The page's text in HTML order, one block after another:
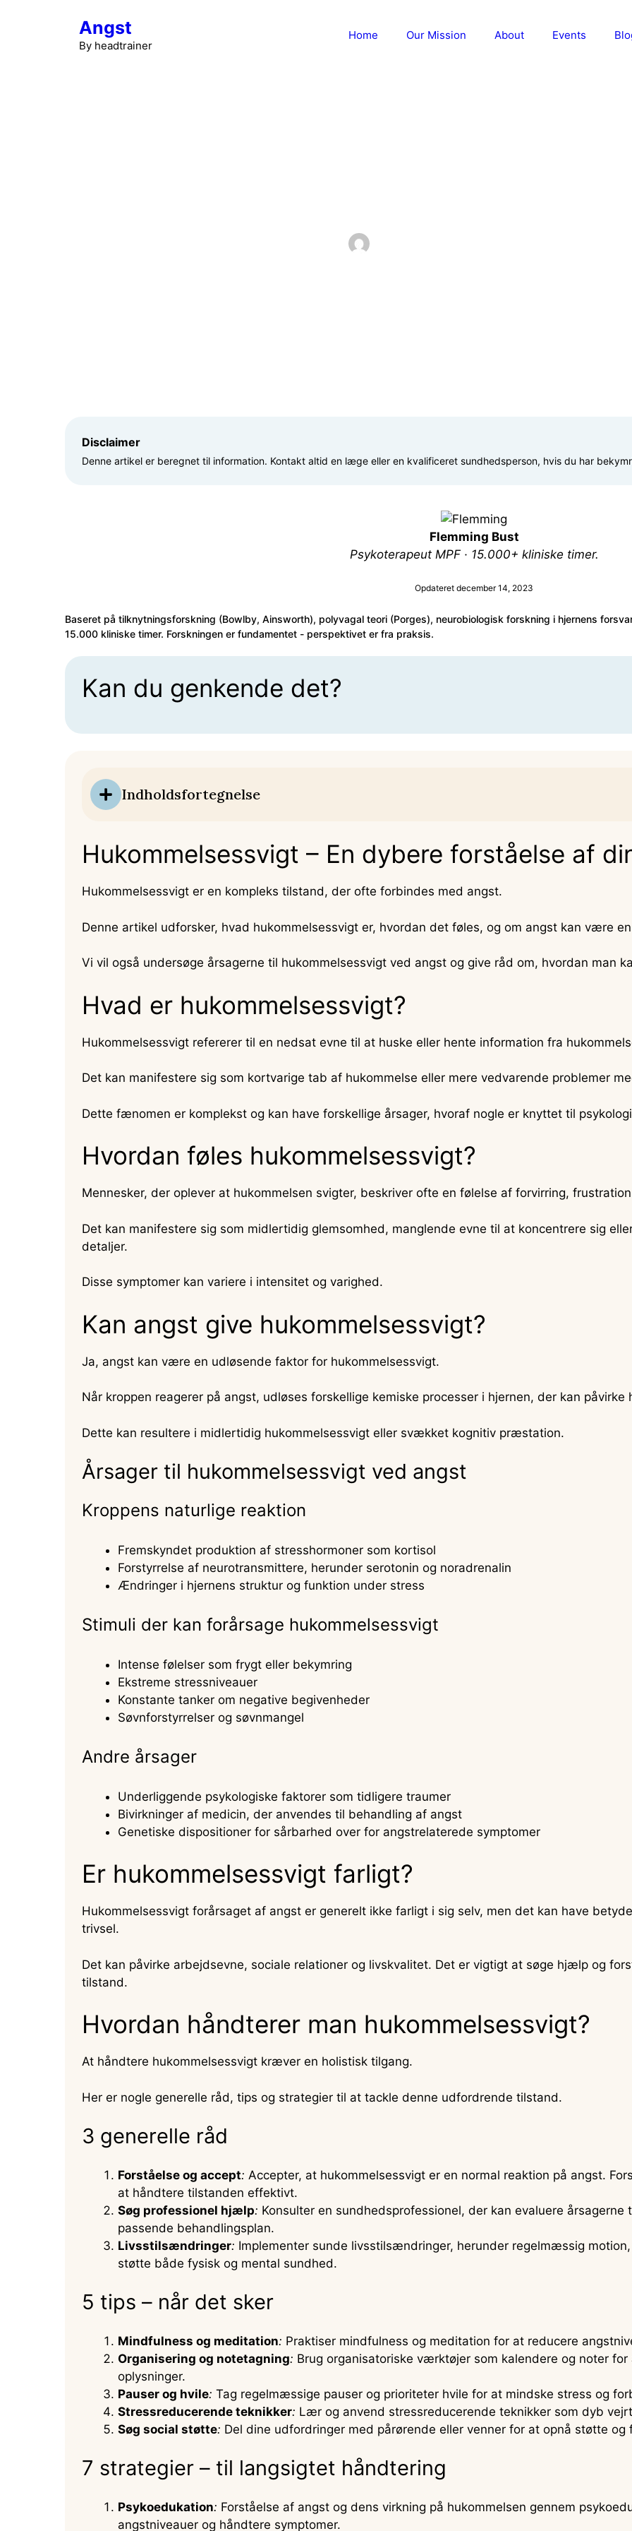
Angst
By headtrainer
Home Our Mission About Events
Disclaimer
Denne artikel er beregnet til information. Kontakt altid en læge eller en kvalificeret sundhedsperson, hvis du har
Flemming Bust
Psykoterapeut MPF · 15.000+ kliniske timer.
Opdateret december 14, 2023
Baseret på tilknytningsforskning (Bowlby, Ainsworth), polyvagal teori (Porges), neurobiologisk forskning i hjernens
15.000 kliniske timer. Forskningen er fundamentet - perspektivet er fra praksis.
Kan du genkende det?
Indholdsfortegnelse
Hukommelsessvigt – En dybere forståelse af
Hukommelsessvigt er en kompleks tilstand, der ofte forbindes med angst.
Denne artikel udforsker, hvad hukommelsessvigt er, hvordan det føles, og om angst kan være
Vi vil også undersøge årsagerne til hukommelsessvigt ved angst og give råd om, hvordan man
Hvad er hukommelsessvigt?
Hukommelsessvigt refererer til en nedsat evne til at huske eller hente information fra
Det kan manifestere sig som kortvarige tab af hukommelse eller mere vedvarende problemer
Dette fænomen er komplekst og kan have forskellige årsager, hvoraf nogle er knyttet til
Hvordan føles hukommelsessvigt?
Mennesker, der oplever at hukommelsen svigter, beskriver ofte en følelse af forvirring,
Det kan manifestere sig som midlertidig glemsomhed, manglende evne til at koncentrere sig
detaljer.
Disse symptomer kan variere i intensitet og varighed.
Kan angst give hukommelsessvigt?
Ja, angst kan være en udløsende faktor for hukommelsessvigt.
Når kroppen reagerer på angst, udløses forskellige kemiske processer i hjernen, der kan påvirke
Dette kan resultere i midlertidig hukommelsessvigt eller svækket kognitiv præstation.
Årsager til hukommelsessvigt ved angst
Kroppens naturlige reaktion
Fremskyndet produktion af stresshormoner som kortisol
Forstyrrelse af neurotransmittere, herunder serotonin og noradrenalin
Ændringer i hjernens struktur og funktion under stress
Stimuli der kan forårsage hukommelsessvigt
Intense følelser som frygt eller bekymring
Ekstreme stressniveauer
Konstante tanker om negative begivenheder
Søvnforstyrrelser og søvnmangel
Andre årsager
Underliggende psykologiske faktorer som tidligere traumer
Bivirkninger af medicin, der anvendes til behandling af angst
Genetiske dispositioner for sårbarhed over for angstrelaterede symptomer
Er hukommelsessvigt farligt?
Hukommelsessvigt forårsaget af angst er generelt ikke farligt i sig selv, men det kan have
trivsel.
Det kan påvirke arbejdsevne, sociale relationer og livskvalitet. Det er vigtigt at søge hjælp og
tilstand.
Hvordan håndterer man hukommelsessvigt?
At håndtere hukommelsessvigt kræver en holistisk tilgang.
Her er nogle generelle råd, tips og strategier til at tackle denne udfordrende tilstand.
3 generelle råd
Forståelse og accept: Accepter, at hukommelsessvigt er en normal reaktion på angst.
at håndtere tilstanden effektivt.
Søg professionel hjælp: Konsulter en sundhedsprofessionel, der kan evaluere årsagerne
passende behandlingsplan.
Livsstilsændringer: Implementer sunde livsstilsændringer, herunder regelmæssig
støtte både fysisk og mental sundhed.
5 tips – når det sker
Mindfulness og meditation: Praktiser mindfulness og meditation for at reducere
Organisering og notetagning: Brug organisatoriske værktøjer som kalendere og noter
oplysninger.
Pauser og hvile: Tag regelmæssige pauser og prioriteter hvile for at mindske stress og
Stressreducerende teknikker: Lær og anvend stressreducerende teknikker som dyb
Søg social støtte: Del dine udfordringer med pårørende eller venner for at opnå støtte og
7 strategier – til langsigtet håndtering
Psykoedukation: Forståelse af angst og dens virkning på hukommelsen gennem
angstniveauer og håndtere symptomer.